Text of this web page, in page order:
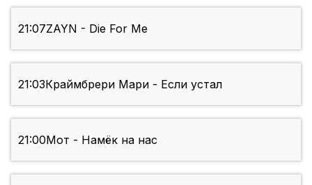
21:07ZAYN - Die For Me
21:03Краймбрери Мари - Если устал
21:00Мот - Намёк на нас